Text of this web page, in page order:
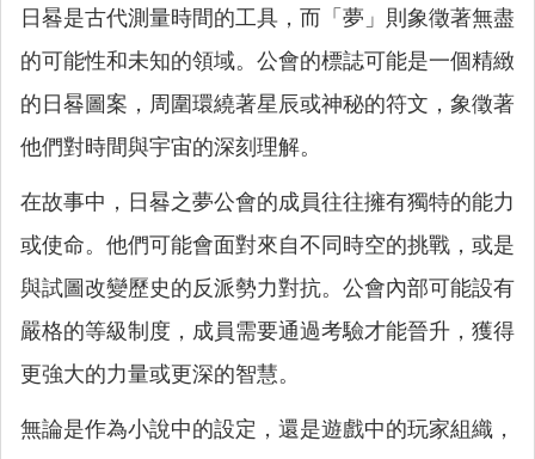
日晷是古代測量時間的工具，而「夢」則象徵著無盡
的可能性和未知的領域。公會的標誌可能是一個精緻
的日晷圖案，周圍環繞著星辰或神秘的符文，象徵著
他們對時間與宇宙的深刻理解。
在故事中，日晷之夢公會的成員往往擁有獨特的能力
或使命。他們可能會面對來自不同時空的挑戰，或是
與試圖改變歷史的反派勢力對抗。公會內部可能設有
嚴格的等級制度，成員需要通過考驗才能晉升，獲得
更強大的力量或更深的智慧。
無論是作為小說中的設定，還是遊戲中的玩家組織，